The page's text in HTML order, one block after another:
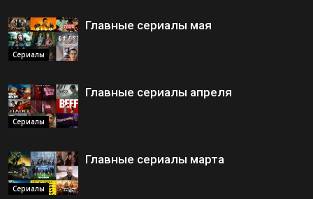
Сериалы
Главные сериалы мая
Сериалы
Главные сериалы апреля
Сериалы
Главные сериалы марта